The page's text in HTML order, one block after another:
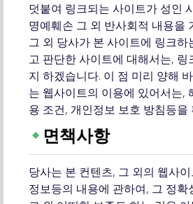
덧붙여 링크되는 사이트가 성인
명예훼손 그 외 반사회적 내용을
그 외 당사가 본 사이트에 링크
고 판단한 사이트에 대해서는, 링
지 하겠습니다. 이 점 미리 양해
는 웹사이트의 이용에 있어서는,
용 조건, 개인정보 보호 방침등을
면책사항
당사는 본 컨텐츠, 그 외의 웹사
정보등의 내용에 관하여, 그 정확